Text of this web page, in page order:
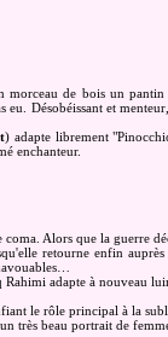
morceau de bois un
Désobéissant et
) adapte librement
enchanteur.
Alors que la guerre
retourne enfin
adapte à nouveau
le rôle principal à la
très beau portrait de